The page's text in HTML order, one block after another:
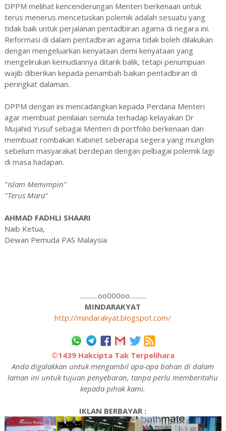
DPPM melihat kencenderungan Menteri berkenaan untuk
terus menerus mencetuskan polemik adalah sesuatu yang
tidak baik untuk perjalanan pentadbiran agama di negara ini.
Reformasi di dalam pentadbiran agama tidak boleh dilakukan
dengan mengeluarkan kenyataan demi kenyataan yang
mengelirukan kemudiannya ditarik balik, tetapi penumpuan
wajib diberikan kepada penambah baikan pentadbiran di
peringkat dalaman.
DPPM dengan ini mencadangkan kepada Perdana Menteri
agar membuat penilaian semula terhadap kelayakan Dr
Mujahid Yusuf sebagai Menteri di portfolio berkenaan dan
membuat rombakan Kabinet seberapa segera yang mungkin
sebelum masyarakat berdepan dengan pelbagai polemik lagi
di masa hadapan.
"Islam Memimpin"
"Terus Mara"
AHMAD FADHLI SHAARI
Naib Ketua,
Dewan Pemuda PAS Malaysia
............oo000oo...........
MINDARAKYAT
http://mindarakyat.blogspot.com/
©1439 Hakcipta Tak Terpelihara
Anda digalakkan untuk mengambil apa-apa bahan di dalam
laman ini untuk tujuan penyebaran, tanpa perlu memberitahu
kepada pihak kami.
IKLAN BERBAYAR :